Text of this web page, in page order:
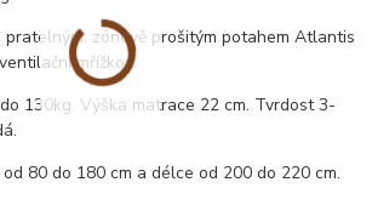
zónově prošitým potahem Atlantis
mřížkou.
130kg. Výška matrace 22 cm. Tvrdost 3-
80 do 180 cm a délce od 200 do 220 cm.